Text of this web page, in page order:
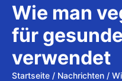
Wie man
für
verwendet
Startseite / Nachrichten /